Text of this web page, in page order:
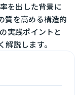
を出した背景に
質を高める構造的
実践ポイントと
説します。